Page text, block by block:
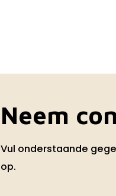
Neem
Vul onderstaande
op.